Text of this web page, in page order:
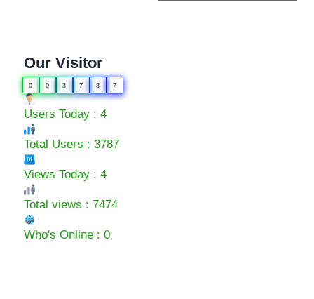
Our Visitor
0 0 3 7 8 7
Users Today : 4
Total Users : 3787
Views Today : 4
Total views : 7474
Who's Online : 0